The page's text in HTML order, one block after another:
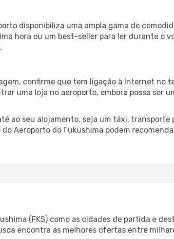
disponibiliza uma ampla gama de
hora ou um best-seller para ler durante o
confirme que tem ligação à Internet no
uma loja no aeroporto, embora possa ser
ao seu alojamento, seja um táxi, transporte
Aeroporto do Fukushima podem
(FKS) como as cidades de partida e
encontra as melhores ofertas entre